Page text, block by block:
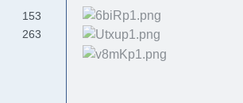
153
263